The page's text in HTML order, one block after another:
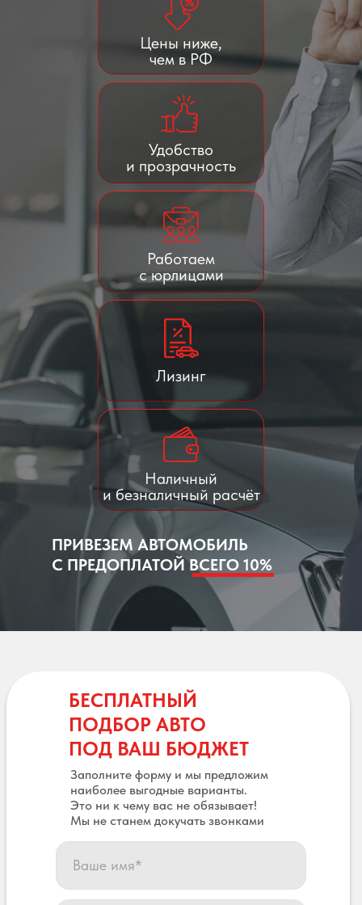
Цены ниже,
чем в РФ
Удобство
и прозрачность
Работаем
с юрлицами
Лизинг
Наличный
и безналичный расчёт
ПРИВЕЗЕМ АВТОМОБИЛЬ
С ПРЕДОПЛАТОЙ ВСЕГО 10%
БЕСПЛАТНЫЙ
ПОДБОР АВТО
ПОД ВАШ БЮДЖЕТ
Заполните форму и мы предложим
наиболее выгодные варианты.
Это ни к чему вас не обязывает!
Мы не станем докучать звонками